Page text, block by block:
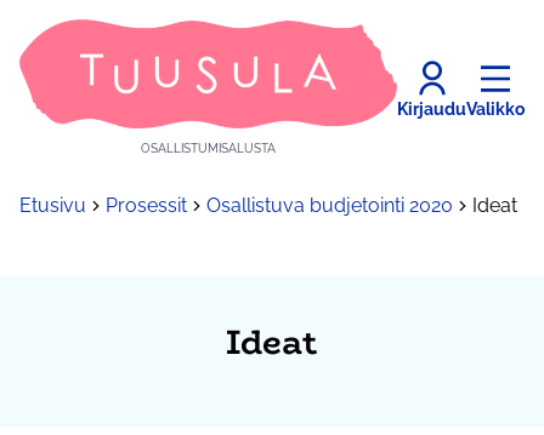
OSALLISTUMISALUSTA
KirjauduValikko
Etusivu Prosessit Osallistuva budjetointi 2020 Ideat
Ideat